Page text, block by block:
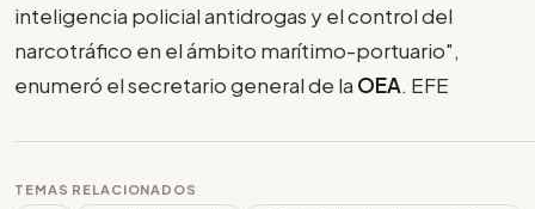
inteligencia policial antidrogas y el control del
narcotráfico en el ámbito marítimo-portuario",
enumeró el secretario general de la OEA. EFE
TEMAS RELACIONADOS